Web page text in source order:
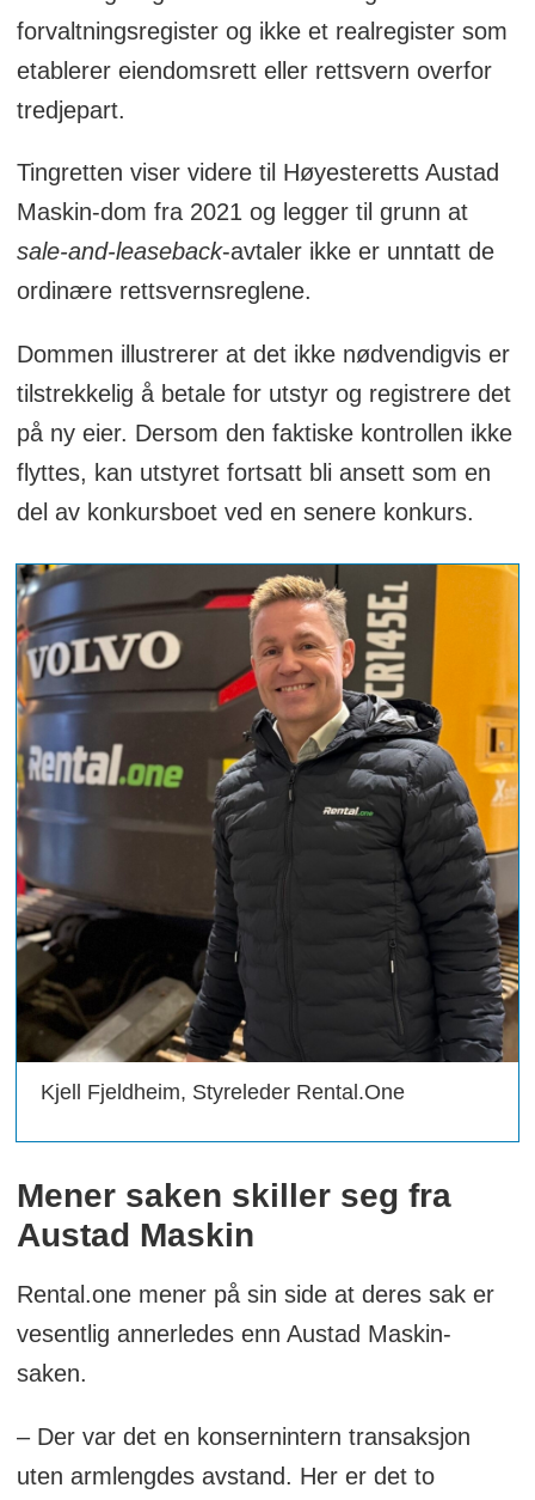
forvaltningsregister og ikke et realregister som
etablerer eiendomsrett eller rettsvern overfor
tredjepart.
Tingretten viser videre til Høyesteretts Austad
Maskin-dom fra 2021 og legger til grunn at
sale-and-leaseback-avtaler ikke er unntatt de
ordinære rettsvernsreglene.
Dommen illustrerer at det ikke nødvendigvis er
tilstrekkelig å betale for utstyr og registrere det
på ny eier. Dersom den faktiske kontrollen ikke
flyttes, kan utstyret fortsatt bli ansett som en
del av konkursboet ved en senere konkurs.
Kjell Fjeldheim, Styreleder Rental.One
Mener saken skiller seg fra
Austad Maskin
Rental.one mener på sin side at deres sak er
vesentlig annerledes enn Austad Maskin-
saken.
– Der var det en konsernintern transaksjon
uten armlengdes avstand. Her er det to